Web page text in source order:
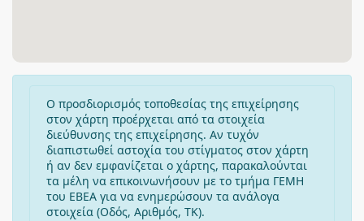
Ο προσδιορισμός τοποθεσίας της επιχείρησης
στον χάρτη προέρχεται από τα στοιχεία
διεύθυνσης της επιχείρησης. Αν τυχόν
διαπιστωθεί αστοχία του στίγματος στον χάρτη
ή αν δεν εμφανίζεται ο χάρτης, παρακαλούνται
τα μέλη να επικοινωνήσουν με το τμήμα ΓΕΜΗ
του ΕΒΕΑ για να ενημερώσουν τα ανάλογα
στοιχεία (Οδός, Αριθμός, ΤΚ).